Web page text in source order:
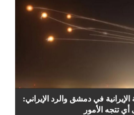
في دمشق والرد الإيراني:
أي تتجه الأمور